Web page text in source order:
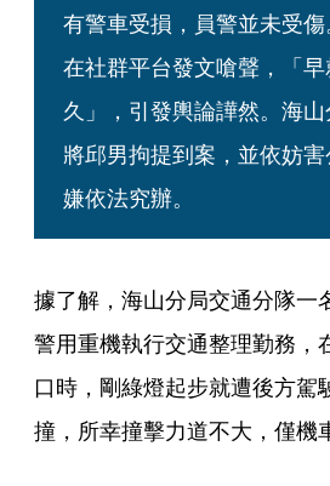
有警車受損，員警並未受
在社群平台發文嗆聲，「
久」，引發輿論譁然。海山
將邱男拘提到案，並依妨
嫌依法究辦。
據了解，海山分局交通分隊一
警用重機執行交通整理勤務，
口時，剛綠燈起步就遭後方駕
撞，所幸撞擊力道不大，僅機